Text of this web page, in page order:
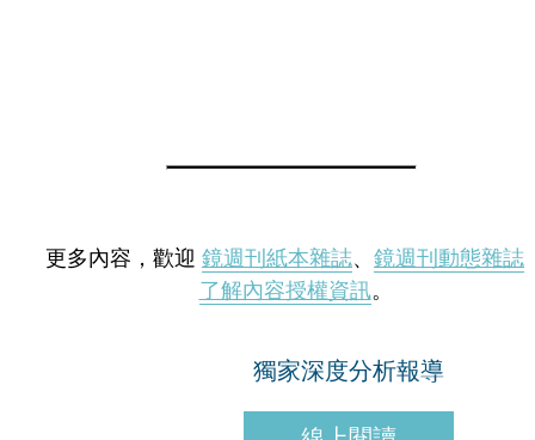
更多內容，歡迎 鏡週刊紙本雜誌、 鏡週刊動態雜誌
了解內容授權資訊。
獨家深度分析報導